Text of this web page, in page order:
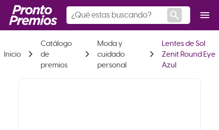
search menu
Inicio chevron_right
Catálogo
de
premios
chevron_right
Moda y
cuidado
personal
chevron_right
Lentes de Sol
Zenit Round Eye
Azul